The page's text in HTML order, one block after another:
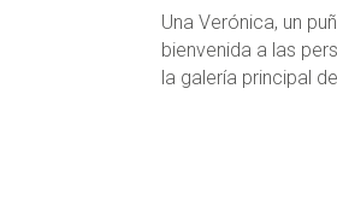
Una Verónica, un
bienvenida a las
la galería principal